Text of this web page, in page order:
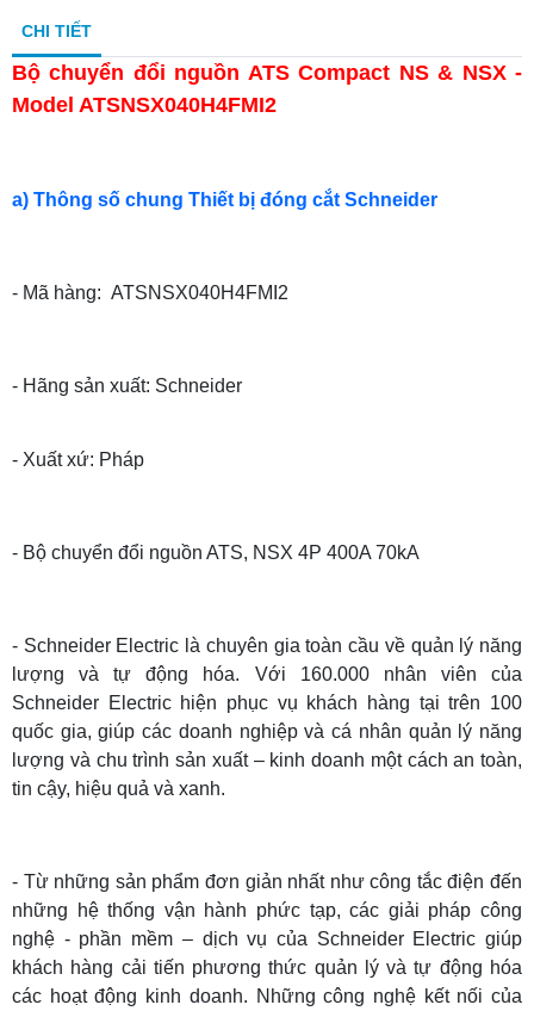
CHI TIẾT
Bộ chuyển đổi nguồn ATS Compact NS & NSX -
Model ATSNSX040H4FMI2
a) Thông số chung Thiết bị đóng cắt Schneider
- Mã hàng: ATSNSX040H4FMI2
- Hãng sản xuất: Schneider
- Xuất xứ: Pháp
- Bộ chuyển đổi nguồn ATS, NSX 4P 400A 70kA
- Schneider Electric là chuyên gia toàn cầu về quản lý năng
lượng và tự động hóa. Với 160.000 nhân viên của
Schneider Electric hiện phục vụ khách hàng tại trên 100
quốc gia, giúp các doanh nghiệp và cá nhân quản lý năng
lượng và chu trình sản xuất – kinh doanh một cách an toàn,
tin cậy, hiệu quả và xanh.
- Từ những sản phẩm đơn giản nhất như công tắc điện đến
những hệ thống vận hành phức tạp, các giải pháp công
nghệ - phần mềm – dịch vụ của Schneider Electric giúp
khách hàng cải tiến phương thức quản lý và tự động hóa
các hoạt động kinh doanh. Những công nghệ kết nối của